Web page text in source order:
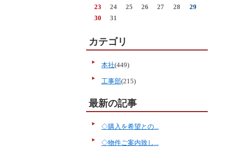
23
24 25 26 27 28
29
30
31
カテゴリ
本社(449)
工事部(215)
最新の記事
◇購入を希望との...
◇物件ご案内致し...